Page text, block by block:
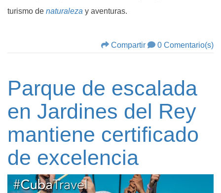
turismo de naturaleza y aventuras.
Compartir 0 Comentario(s)
Parque de escalada
en Jardines del Rey
mantiene certificado
de excelencia